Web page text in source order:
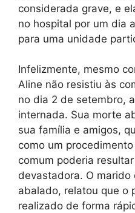
considerada grave, e
no hospital por um dia
para uma unidade
Infelizmente, mesmo
Aline não resistiu às
no dia 2 de setembro,
internada. Sua morte
sua família e amigos,
como um
comum poderia
devastadora. O
abalado, relatou que o
realizado de forma